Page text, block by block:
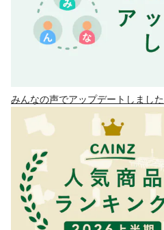
みんなの声でアップデートしました